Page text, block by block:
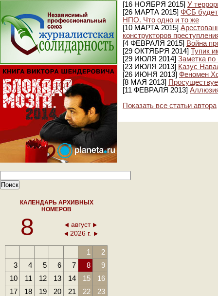
КАЛЕНДАРЬ АРХИВНЫХ
НОМЕРОВ
8
август
2026 г.
1
2
3
4 5 6 7 8
9
10
11 12 13 14 15
16
17
18 19 20 21 22
23
[16 НОЯБРЯ 2015] У
[26 МАРТА 2015] ФСБ будет
НПО. Что одно и то же
[10 МАРТА 2015]
конструкторов
[4 ФЕВРАЛЯ 2015] Война
[29 ОКТЯБРЯ 2014] Тупик
[29 ИЮЛЯ 2014] Заметка по
[23 ИЮЛЯ 2013] Казус
[26 ИЮНЯ 2013] Феномен
[8 МАЯ 2013]
[11 ФЕВРАЛЯ 2013]
Показать все статьи автора